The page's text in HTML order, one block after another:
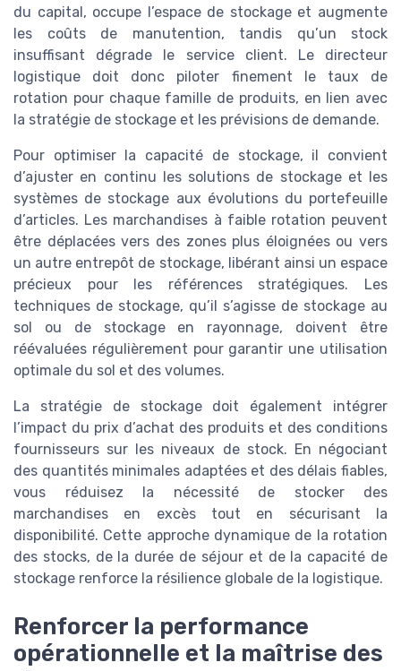
du capital, occupe l’espace de stockage et augmente
les coûts de manutention, tandis qu’un stock
insuffisant dégrade le service client. Le directeur
logistique doit donc piloter finement le taux de
rotation pour chaque famille de produits, en lien avec
la stratégie de stockage et les prévisions de demande.
Pour optimiser la capacité de stockage, il convient
d’ajuster en continu les solutions de stockage et les
systèmes de stockage aux évolutions du portefeuille
d’articles. Les marchandises à faible rotation peuvent
être déplacées vers des zones plus éloignées ou vers
un autre entrepôt de stockage, libérant ainsi un espace
précieux pour les références stratégiques. Les
techniques de stockage, qu’il s’agisse de stockage au
sol ou de stockage en rayonnage, doivent être
réévaluées régulièrement pour garantir une utilisation
optimale du sol et des volumes.
La stratégie de stockage doit également intégrer
l’impact du prix d’achat des produits et des conditions
fournisseurs sur les niveaux de stock. En négociant
des quantités minimales adaptées et des délais fiables,
vous réduisez la nécessité de stocker des
marchandises en excès tout en sécurisant la
disponibilité. Cette approche dynamique de la rotation
des stocks, de la durée de séjour et de la capacité de
stockage renforce la résilience globale de la logistique.
Renforcer la performance
opérationnelle et la maîtrise des